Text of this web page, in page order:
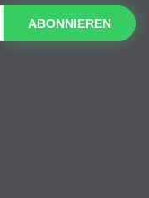
ABONNIEREN